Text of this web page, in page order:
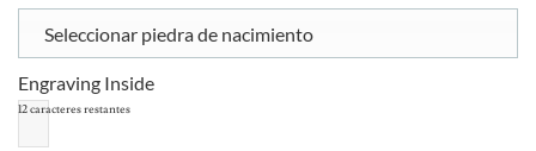
Seleccionar piedra de nacimiento
Engraving Inside
12caracteres restantes